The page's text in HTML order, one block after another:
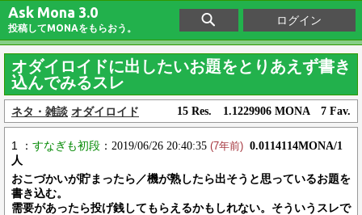
Ask Mona 3.0
投稿してMONAをもらおう。
ログイン
オダイロイドに出したいお題をとりあえず書き
込んでみるスレ
ネタ・雑談 オダイロイド 15 Res. 1.1229906 MONA 7 Fav.
1 ： すなぎも初段 ：2019/06/26 20:40:35 (7年前) 0.0114114MONA/1
人
おこづかいが貯まったら／機が熟したら出そうと思っているお題を
書き込む。
需要があったら投げ銭してもらえるかもしれない。そういうスレで